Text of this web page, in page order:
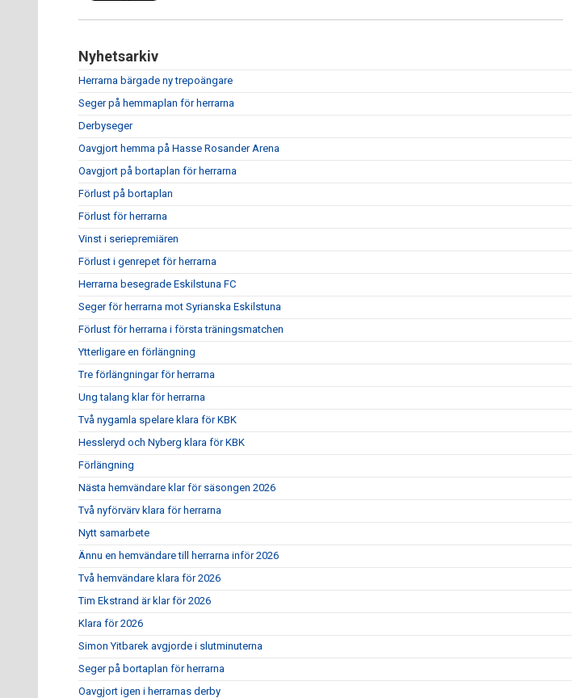
Nyhetsarkiv
Herrarna bärgade ny trepoängare
Seger på hemmaplan för herrarna
Derbyseger
Oavgjort hemma på Hasse Rosander Arena
Oavgjort på bortaplan för herrarna
Förlust på bortaplan
Förlust för herrarna
Vinst i seriepremiären
Förlust i genrepet för herrarna
Herrarna besegrade Eskilstuna FC
Seger för herrarna mot Syrianska Eskilstuna
Förlust för herrarna i första träningsmatchen
Ytterligare en förlängning
Tre förlängningar för herrarna
Ung talang klar för herrarna
Två nygamla spelare klara för KBK
Hessleryd och Nyberg klara för KBK
Förlängning
Nästa hemvändare klar för säsongen 2026
Två nyförvärv klara för herrarna
Nytt samarbete
Ännu en hemvändare till herrarna inför 2026
Två hemvändare klara för 2026
Tim Ekstrand är klar för 2026
Klara för 2026
Simon Yitbarek avgjorde i slutminuterna
Seger på bortaplan för herrarna
Oavgjort igen i herrarnas derby